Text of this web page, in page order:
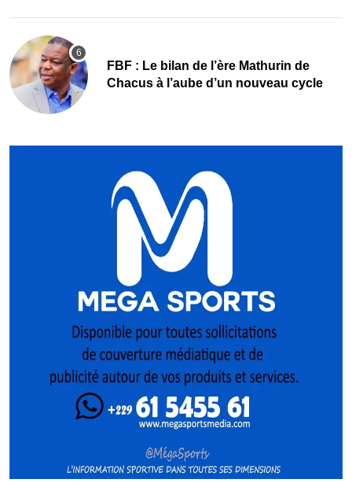
FBF : Le bilan de l’ère Mathurin de
Chacus à l’aube d’un nouveau cycle